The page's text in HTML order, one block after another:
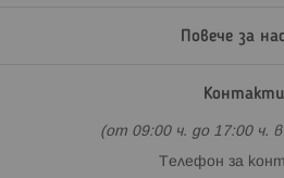
Повече за нас
Контакти
(от 09:00 ч. до 17:00 ч.
Телефон за